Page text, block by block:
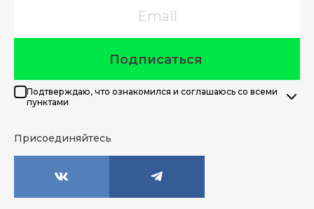
Подписаться
Подтверждаю, что ознакомился и соглашаюсь со всеми
пунктами
Присоединяйтесь